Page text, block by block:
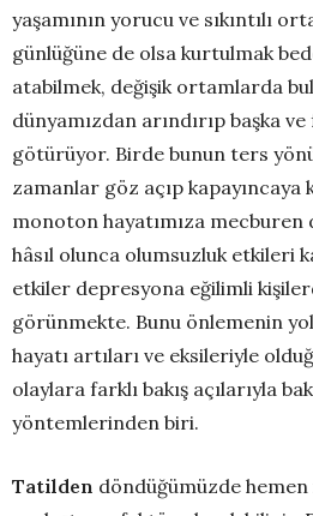
yaşamının yorucu ve sıkıntılı
günlüğüne de olsa kurtulmak
atabilmek, değişik ortamlarda
dünyamızdan arındırıp başka
götürüyor. Birde bunun ters
zamanlar göz açıp kapayıncaya
monoton hayatımıza
hâsıl olunca olumsuzluk etkileri
etkiler depresyona eğilimli
görünmekte. Bunu önlemenin
hayatı artıları ve eksileriyle
olaylara farklı bakış açılarıyla
yöntemlerinden biri.
Tatilden döndüğümüzde hemen